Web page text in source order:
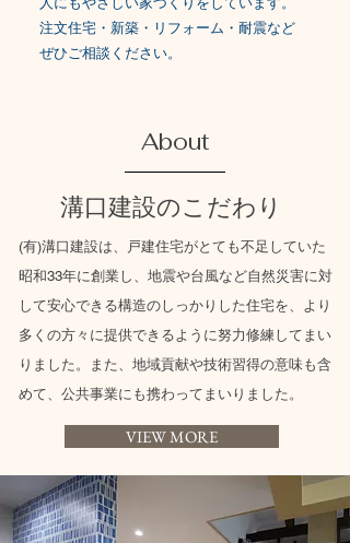
注文住宅・新築・リフォーム・耐震など
ぜひご相談ください。
About
​溝口建設のこだわり
(有)溝口建設は、戸建住宅がとても不足していた
昭和33年に創業し、地震や台風など自然災害に対
して安心できる構造のしっかりした住宅を、より
多くの方々に提供できるように努力修練してまい
りました。また、地域貢献や技術習得の意味も含
めて、公共事業にも携わってまいりました。
VIEW MORE